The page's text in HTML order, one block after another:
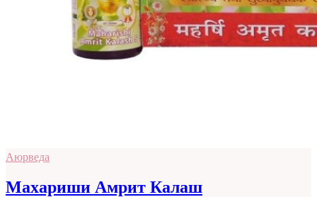
Аюрведа
Махариши Амрит Калаш